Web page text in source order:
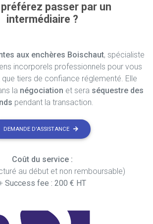
passer par un
intermédiaire ?
aux enchères Boischaut, spécialiste
incorporels professionnels pour vous
tiers de confiance réglementé. Elle
la négociation et sera séquestre des
pendant la transaction.
DEMANDE D'ASSISTANCE
Coût du service :
au début et non remboursable)
Success fee : 200 € HT